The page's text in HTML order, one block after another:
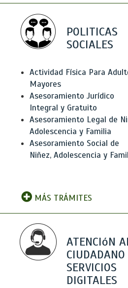
POLITICAS
SOCIALES
Actividad Física Para
Mayores
Asesoramiento Jurídico
Integral y Gratuito
Asesoramiento Legal de
Adolescencia y Familia
Asesoramiento Social de
Niñez, Adolescencia y
MÁS TRÁMITES
ATENCIóN
CIUDADANO
SERVICIOS
DIGITALES